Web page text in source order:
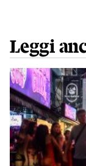
Leggi